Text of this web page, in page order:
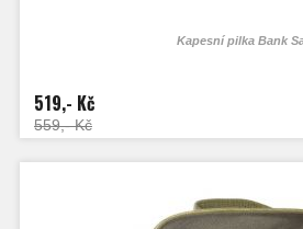
Kapesní pilka Bank
519,- Kč
559,- Kč